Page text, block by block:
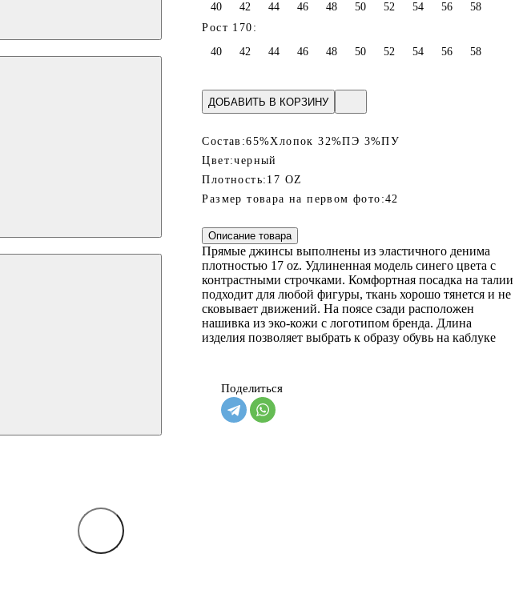
40
42 44 46 48 50 52 54 56
58
Рост 170:
40
42 44 46 48 50 52 54 56 58
ДОБАВИТЬ В КОРЗИНУ
Состав:65%Хлопок 32%ПЭ 3%ПУ
Цвет:черный
Плотность: 17 OZ
Размер товара на первом фото:42
Описание товара
Прямые джинсы выполнены из эластичного денима
плотностью 17 oz. Удлиненная модель синего цвета с
контрастными строчками. Комфортная посадка на талии
подходит для любой фигуры, ткань хорошо тянется и не
сковывает движений. На поясе сзади расположен
нашивка из эко-кожи с логотипом бренда. Длина
изделия позволяет выбрать к образу обувь на каблуке
Поделиться